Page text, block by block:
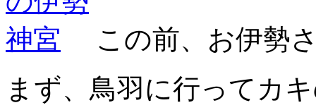
この前、お伊勢
まず、鳥羽に行ってカ